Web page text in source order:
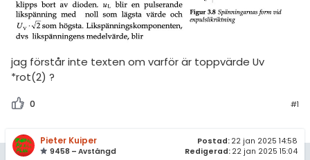
jag förstår inte texten om varför är toppvärde Uv
*rot(2) ?
0 #1
Pieter Kuiper
9458 – Avstängd
Postad: 22 jan 2025 14:58
Redigerad: 22 jan 2025 15:04
Regler
Allmänna villkor
ämnen
diskussioner